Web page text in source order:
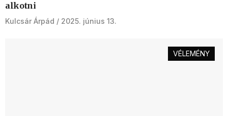
alkotni
Kulcsár Árpád 2025. június 13.
VÉLEMÉNY